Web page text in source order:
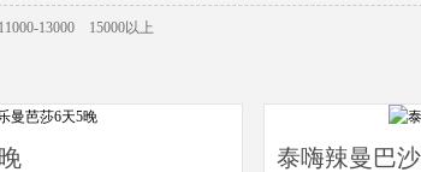
11000-13000
15000以上
泰嗨辣曼巴